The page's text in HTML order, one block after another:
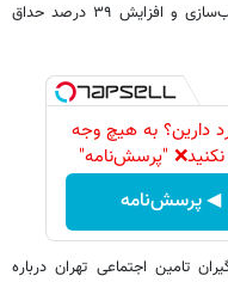
صادر و حقوق آنها بر اساس مرحله دوم متناسب‌سازی و افزایش ۳۹ درصد حداق
دارین؟ به هیچ وجه
"پرسش‌نامه"
◀ پرسش‌نامه
تامین اجتماعی تهران درباره